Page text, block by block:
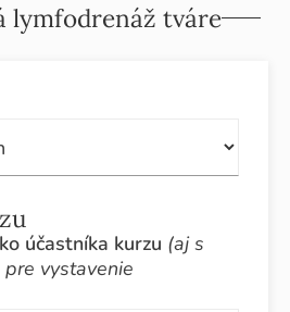
lymfodrenáž tváre
účastníka kurzu (aj s
vystavenie